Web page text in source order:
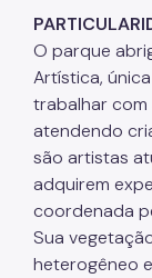
Fiscalização
Defesa e
TAC -
Mudanças
Comitê do
O parque
Artística,
trabalhar com
atendendo
são artistas
adquirem
coordenada
Sua
heterogêneo